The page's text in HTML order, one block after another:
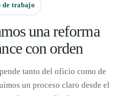
de trabajo
una reforma
con orden
tanto del oficio como de
un proceso claro desde el